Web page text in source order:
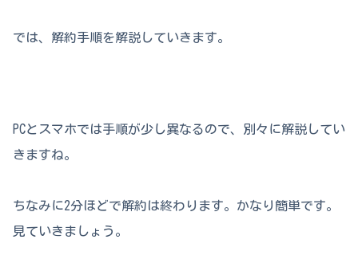
では、解約手順を解説していきます。
PCとスマホでは手順が少し異なるので、別々に解説してい
きますね。
ちなみに2分ほどで解約は終わります。かなり簡単です。
見ていきましょう。